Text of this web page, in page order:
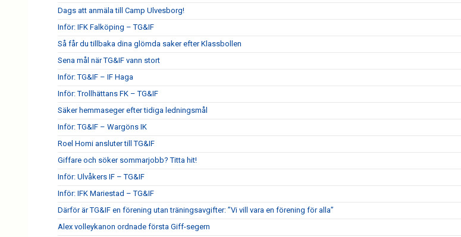
Dags att anmäla till Camp Ulvesborg!
Inför: IFK Falköping – TG&IF
Så får du tillbaka dina glömda saker efter Klassbollen
Sena mål när TG&IF vann stort
Inför: TG&IF – IF Haga
Inför: Trollhättans FK – TG&IF
Säker hemmaseger efter tidiga ledningsmål
Inför: TG&IF – Wargöns IK
Roel Homi ansluter till TG&IF
Giffare och söker sommarjobb? Titta hit!
Inför: Ulvåkers IF – TG&IF
Inför: IFK Mariestad – TG&IF
Därför är TG&IF en förening utan träningsavgifter: ”Vi vill vara en förening för alla”
Alex volleykanon ordnade första Giff-segern